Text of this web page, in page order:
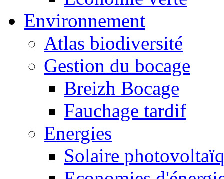
Environnement
Atlas biodiversité
Gestion du bocage
Breizh Bocage
Fauchage tardif
Energies
Solaire